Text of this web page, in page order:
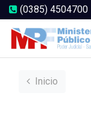
(0385) 4504700
Inicio